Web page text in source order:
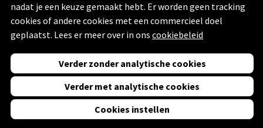
nadat je een keuze gemaakt hebt. Er worden geen tracking
cookies of andere cookies met een commercieel doel
geplaatst. Lees er meer over in ons cookiebeleid
Verder zonder analytische cookies
Verder met analytische cookies
Cookies instellen
Vorige Volgende
Powered bySwing Stories
Privacyverklaring, Toegankelijkheidsverklaring enDisclaimer